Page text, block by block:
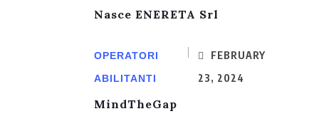
Nasce ENERETA Srl
OPERATORI
ABILITANTI
FEBRUARY
23, 2024
MindTheGap